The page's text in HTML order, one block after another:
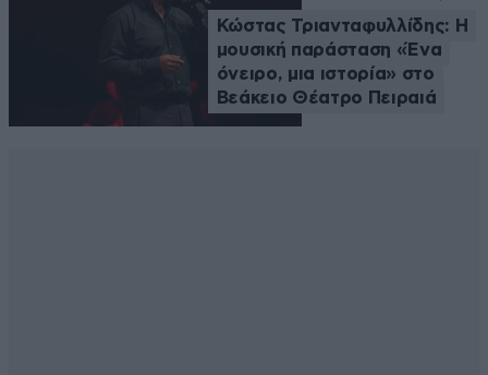
Κώστας Τριανταφυλλίδης: Η
μουσική παράσταση «Ένα
όνειρο, μια ιστορία» στο
Βεάκειο Θέατρο Πειραιά